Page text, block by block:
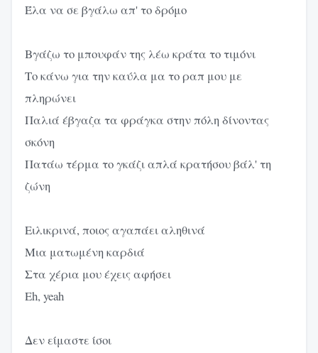
Έλα να σε βγάλω απ' το δρόμο
Βγάζω το μπουφάν της λέω κράτα το τιμόνι
Το κάνω για την καύλα μα το ραπ μου με
πληρώνει
Παλιά έβγαζα τα φράγκα στην πόλη δίνοντας
σκόνη
Πατάω τέρμα το γκάζι απλά κρατήσου βάλ' τη
ζώνη
Ειλικρινά, ποιος αγαπάει αληθινά
Μια ματωμένη καρδιά
Στα χέρια μου έχεις αφήσει
Eh, yeah
Δεν είμαστε ίσοι